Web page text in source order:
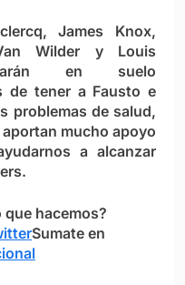
James Knox,
Wilder y Louis
en suelo
de tener a Fausto e
problemas de salud,
mucho apoyo
a alcanzar
que hacemos?
Sumate en